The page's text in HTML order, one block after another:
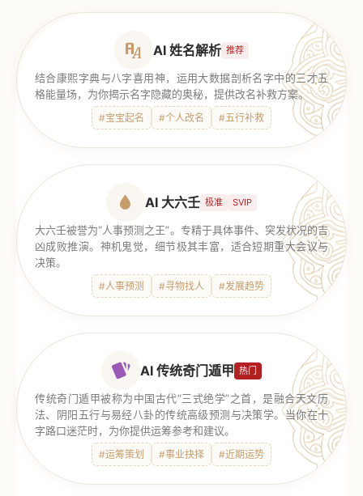
AI 姓名解析 推荐
结合康熙字典与八字喜用神，运用大数据剖析名字中的三才五
格能量场，为你揭示名字隐藏的奥秘，提供改名补救方案。
#宝宝起名 #个人改名 #五行补救
AI 大六壬 极准 SVIP
大六壬被誉为“人事预测之王”。专精于具体事件、突发状况的吉
凶成败推演。神机鬼觉，细节极其丰富，适合短期重大会议与
决策。
#人事预测 #寻物找人 #发展趋势
AI 传统奇门遁甲 热门
传统奇门遁甲被称为中国古代“三式绝学”之首，是融合天文历
法、阴阳五行与易经八卦的传统高级预测与决策学。当你在十
字路口迷茫时，为你提供运筹参考和建议。
#运筹策划 #事业抉择 #近期运势